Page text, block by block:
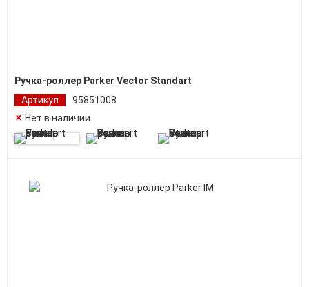
Ручка-роллер Parker Vector Standart
Артикул
95851008
Нет в наличии